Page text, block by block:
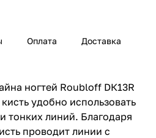
Оплата Доставка
ногтей Roubloff DК13R
удобно использовать
тонких линий. Благодаря
проводит линии с